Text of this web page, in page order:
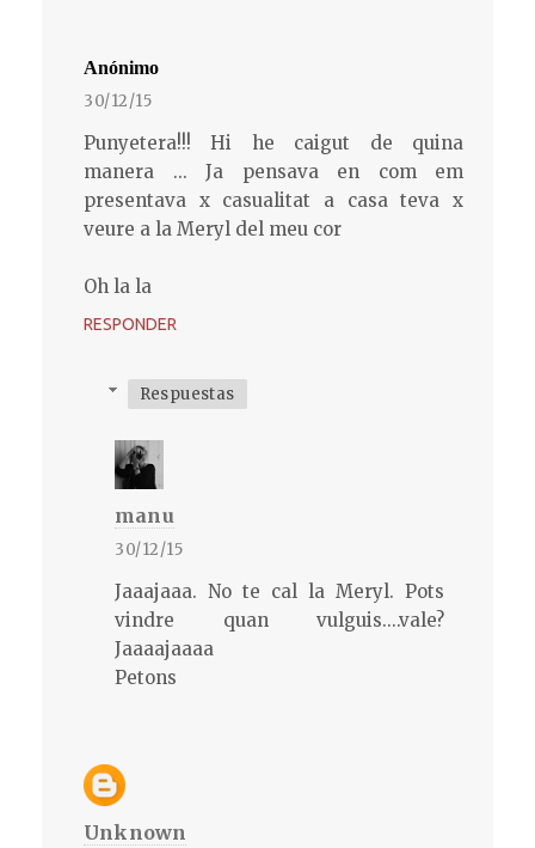
Anónimo
30/12/15
Punyetera!!! Hi he caigut de quina
manera ... Ja pensava en com em
presentava x casualitat a casa teva x
veure a la Meryl del meu cor
Oh la la
RESPONDER
Respuestas
manu
30/12/15
Jaaajaaa. No te cal la Meryl. Pots
vindre quan vulguis....vale?
Jaaaajaaaa
Petons
Unknown